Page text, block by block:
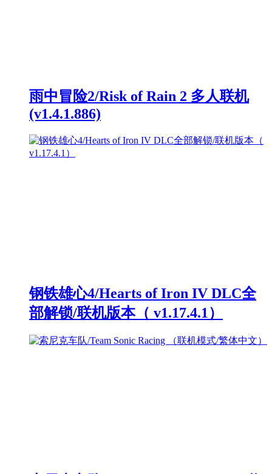
雨中冒险2/Risk of Rain 2 多人联机
(v1.4.1.886)
钢铁雄心4/Hearts of Iron IV DLC全
部解锁/联机版本（ v1.17.4.1）